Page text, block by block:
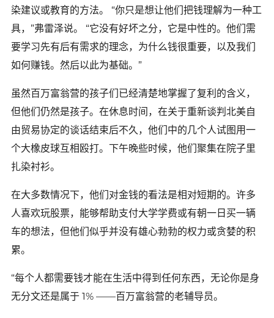
染建议或教育的方法。 “你只是想让他们把钱理解为一种工
具，”弗雷泽说。 “它没有好坏之分，它是中性的。他们需
要学习先有后有需求的理念，为什么钱很重要，以及我们
如何赚钱。然后以此为基础。”
虽然百万富翁营的孩子们已经清楚地掌握了复利的含义，
但他们仍然是孩子。在休息时间，在关于重新谈判北美自
由贸易协定的谈话结束后不久，他们中的几个人试图用一
个大橡皮球互相殴打。下午晚些时候，他们聚集在院子里
扎染衬衫。
在大多数情况下，他们对金钱的看法是相对短期的。许多
人喜欢玩股票，能够帮助支付大学学费或有朝一日买一辆
车的想法，但他们似乎并没有雄心勃勃的权力或贪婪的积
累。
“每个人都需要钱才能在生活中得到任何东西，无论你是身
无分文还是属于 1% ——百万富翁营的老辅导员。